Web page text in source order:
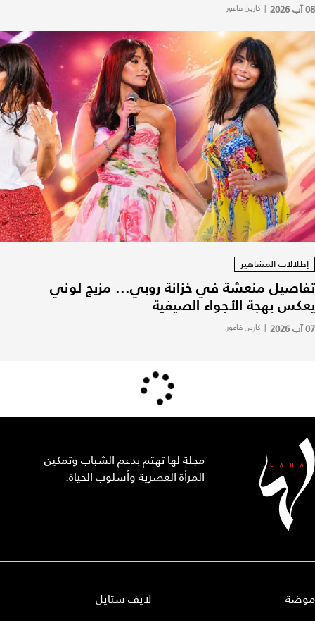
08 آب 2026 | كارين فاعور
إطلالات المشاهير
تفاصيل منعشة في خزانة روبي... مزيج لوني
يعكس بهجة الأجواء الصيفية
07 آب 2026 | كارين فاعور
مجلة لها تهتم بدعم الشباب وتمكين
المرأة العصرية وأسلوب الحياة.
موضة
لايف ستايل